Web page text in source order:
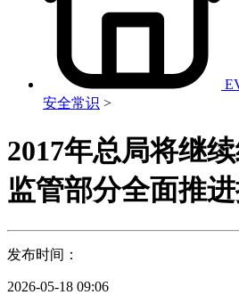
安全常识 >
2017年总局将继
监管部分全面推
发布时间：
2026-05-18 09:06